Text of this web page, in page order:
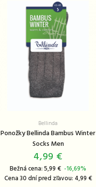
Bellinda
Ponožky Bellinda Bambus Winter
Socks Men
4,99 €
Bežná cena: 5,99 € -16,69%
Cena 30 dní pred zľavou: 4,99 €